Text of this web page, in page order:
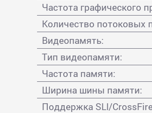
Частота графического
Количество потоковых
Видеопамять:
Тип видеопамяти:
Частота памяти:
Ширина шины памяти:
Поддержка SLI/